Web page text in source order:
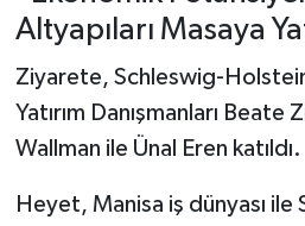
Altyapıları Masaya
Ziyarete, Schleswig-Holstein
Yatırım Danışmanları
Wallman ile Ünal Eren katıldı.
Heyet, Manisa iş dünyası